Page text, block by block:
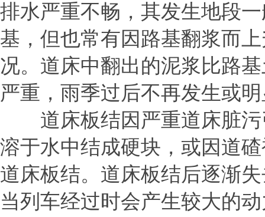
排水严重不畅，其发生地段
基，但也常有因路基翻浆而
况。道床中翻出的泥浆比路
严重，雨季过后不再发生或
道床板结因严重道床脏污
溶于水中结成硬块，或因道
道床板结。道床板结后逐渐
当列车经过时会产生较大的